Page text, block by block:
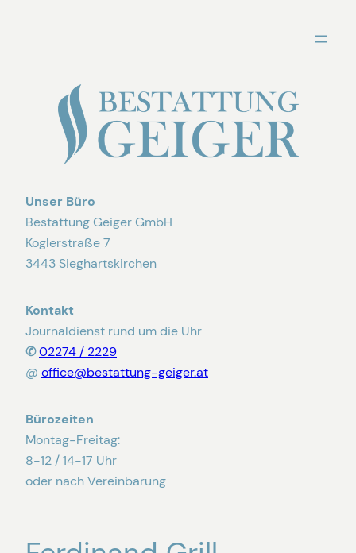
Unser Büro
Bestattung Geiger GmbH
Koglerstraße 7
3443 Sieghartskirchen
Kontakt
Journaldienst rund um die Uhr
✆02274 / 2229
@ office@bestattung-geiger.at
Bürozeiten
Montag-Freitag:
8-12 / 14-17 Uhr
oder nach Vereinbarung